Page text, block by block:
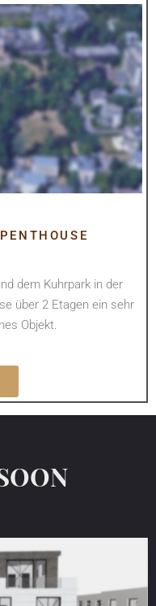
dem Kuhrpark in der
über 2 Etagen ein sehr
Objekt.